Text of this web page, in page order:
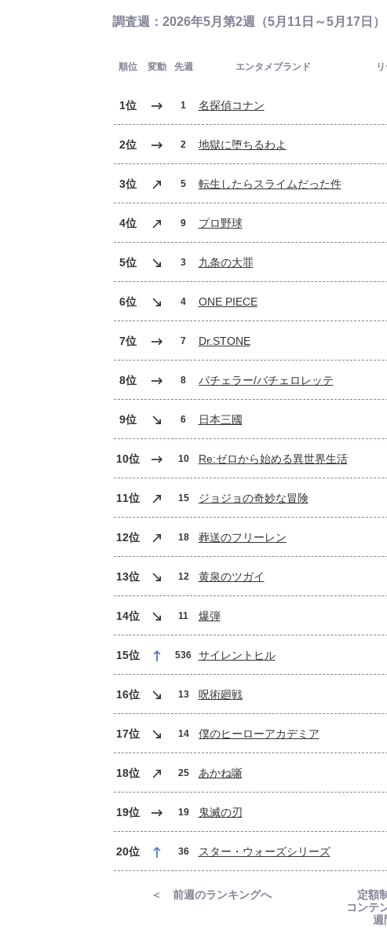
調査週：2026年5月第2週（5月11日～5月17日）
順位 変動 先週 エンタメブランド
1位 1 名探偵コナン
2位 2 地獄に堕ちるわよ
3位 5 転生したらスライムだった件
4位 9 プロ野球
5位 3 九条の大罪
6位 4 ONE PIECE
7位 7 Dr.STONE
8位 8 バチェラー/バチェロレッテ
9位 6 日本三國
10位 10 Re:ゼロから始める異世界生活
11位 15 ジョジョの奇妙な冒険
12位 18 葬送のフリーレン
13位 12 黄泉のツガイ
14位 11 爆弾
15位 536 サイレントヒル
16位 13 呪術廻戦
17位 14 僕のヒーローアカデミア
18位 25 あかね噺
19位 19 鬼滅の刃
20位 36 スター・ウォーズシリーズ
＜ 前週のランキングへ
定額
コンテ
週